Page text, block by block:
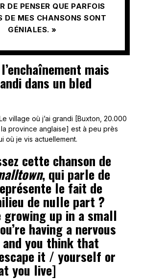
DE PENSER QUE PARFOIS
DE MES CHANSONS SONT
GÉNIALES. »
mais
dans un bled
village où j’ai grandi [Buxton, 20.000
province anglaise] est à peu près
où je vis actuellement.
cette chanson de
, qui parle de
le fait de
de nulle part ?
growing up in a small
having a nervous
you think that
it / yourself or
you live]